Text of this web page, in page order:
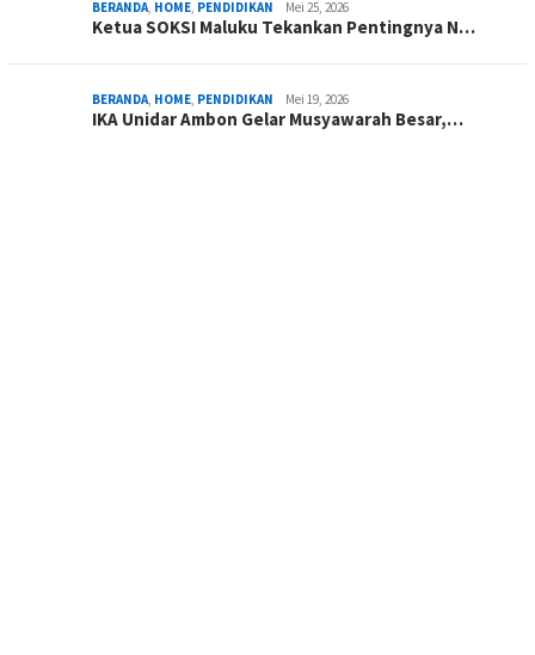
BERANDA HOME PENDIDIKAN Mei 25, 2026
Ketua SOKSI Maluku Tekankan Pentingnya N…
BERANDA HOME PENDIDIKAN Mei 19, 2026
IKA Unidar Ambon Gelar Musyawarah Besar,…